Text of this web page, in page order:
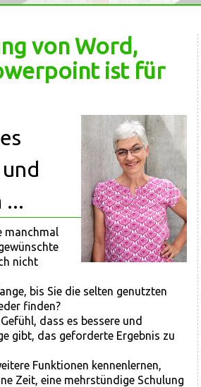
von Word,
ist für
...
manchmal
nicht
bis Sie die selten genutzten
finden?
dass es bessere und
gibt, das geforderte Ergebnis zu
Funktionen kennenlernen,
Zeit, eine mehrstündige Schulung